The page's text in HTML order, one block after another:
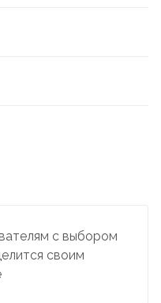
с выбором
своим